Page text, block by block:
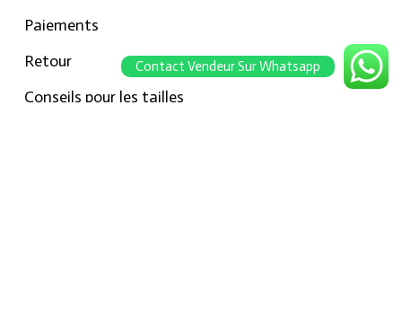
Paiements
Retour
Conseils pour les tailles
Contact Vendeur Sur Whatsapp